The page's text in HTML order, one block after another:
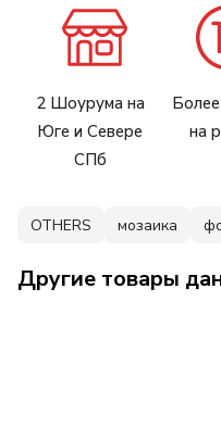
2 Шоурума на
Юге и Севере
СПб
на
OTHERS мозаика
Другие товары